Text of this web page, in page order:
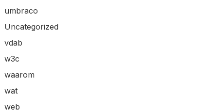
umbraco
Uncategorized
vdab
w3c
waarom
wat
web